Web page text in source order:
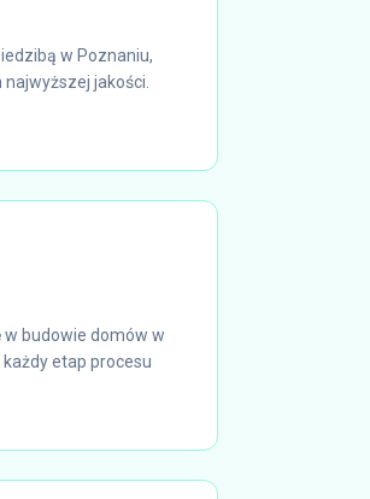
w Poznaniu,
jakości.
w budowie domów w
etap procesu